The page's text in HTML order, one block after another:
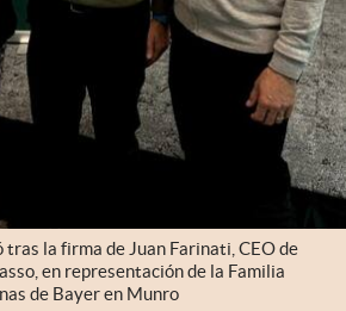
tras la firma de Juan Farinati, CEO de
en representación de la Familia
de Bayer en Munro